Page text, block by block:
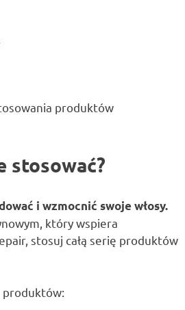
produktów
stosować?
i wzmocnić swoje włosy.
który wspiera
stosuj całą serię produktów
produktów: